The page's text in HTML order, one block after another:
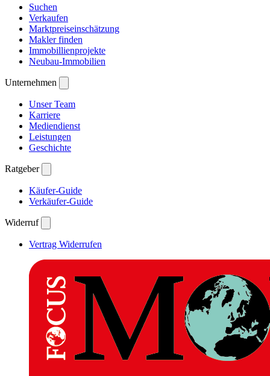
Suchen
Verkaufen
Marktpreiseinschätzung
Makler finden
Immobillienprojekte
Neubau-Immobilien
Unternehmen
Unser Team
Karriere
Mediendienst
Leistungen
Geschichte
Ratgeber
Käufer-Guide
Verkäufer-Guide
Widerruf
Vertrag Widerrufen